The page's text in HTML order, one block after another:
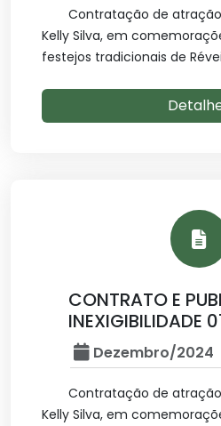
Contratação de
Kelly Silva, em
festejos tradicionais de
CONTRATO E
INEXIGIBILIDADE
Dezembro/2024
Contratação de
Kelly Silva, em